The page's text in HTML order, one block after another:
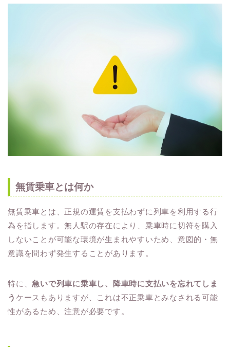
無賃乗車とは何か
無賃乗車とは、正規の運賃を支払わずに列車を利用する行
為を指します。無人駅の存在により、乗車時に切符を購入
しないことが可能な環境が生まれやすいため、意図的・無
意識を問わず発生することがあります。
特に、急いで列車に乗車し、降車時に支払いを忘れてしま
う ケースもありますが、これは不正乗車とみなされる可能
性があるため、注意が必要です。